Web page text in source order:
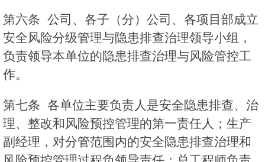
第六条 公司、各子（分）公司、各项目部成立
安全风险分级管理与隐患排查治理领导小组，
负责领导本单位的隐患排查治理与风险管控工
作。
第七条 各单位主要负责人是安全隐患排查、治
理、整改和风险预控管理的第一责任人；生产
副经理，对分管范围内的安全隐患排查治理和